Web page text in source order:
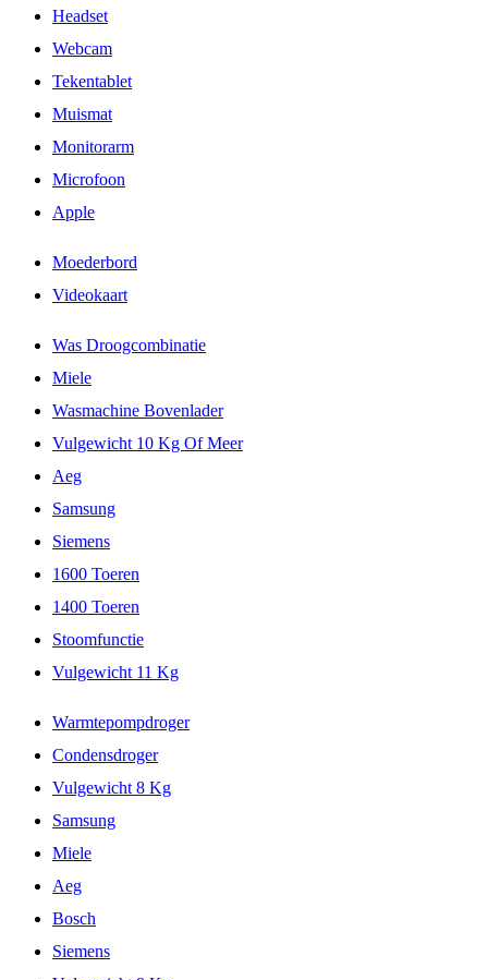
Headset
Webcam
Tekentablet
Muismat
Monitorarm
Microfoon
Apple
Moederbord
Videokaart
Was Droogcombinatie
Miele
Wasmachine Bovenlader
Vulgewicht 10 Kg Of Meer
Aeg
Samsung
Siemens
1600 Toeren
1400 Toeren
Stoomfunctie
Vulgewicht 11 Kg
Warmtepompdroger
Condensdroger
Vulgewicht 8 Kg
Samsung
Miele
Aeg
Bosch
Siemens